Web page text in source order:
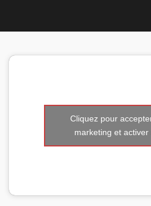
Cliquez pour
marketing et activer